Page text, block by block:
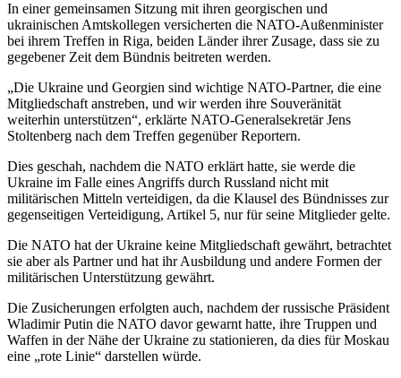
In einer gemeinsamen Sitzung mit ihren georgischen und
ukrainischen Amtskollegen versicherten die NATO-Außenminister
bei ihrem Treffen in Riga, beiden Länder ihrer Zusage, dass sie zu
gegebener Zeit dem Bündnis beitreten werden.
„Die Ukraine und Georgien sind wichtige NATO-Partner, die eine
Mitgliedschaft anstreben, und wir werden ihre Souveränität
weiterhin unterstützen“, erklärte NATO-Generalsekretär Jens
Stoltenberg nach dem Treffen gegenüber Reportern.
Dies geschah, nachdem die NATO erklärt hatte, sie werde die
Ukraine im Falle eines Angriffs durch Russland nicht mit
militärischen Mitteln verteidigen, da die Klausel des Bündnisses zur
gegenseitigen Verteidigung, Artikel 5, nur für seine Mitglieder gelte.
Die NATO hat der Ukraine keine Mitgliedschaft gewährt, betrachtet
sie aber als Partner und hat ihr Ausbildung und andere Formen der
militärischen Unterstützung gewährt.
Die Zusicherungen erfolgten auch, nachdem der russische Präsident
Wladimir Putin die NATO davor gewarnt hatte, ihre Truppen und
Waffen in der Nähe der Ukraine zu stationieren, da dies für Moskau
eine „rote Linie“ darstellen würde.